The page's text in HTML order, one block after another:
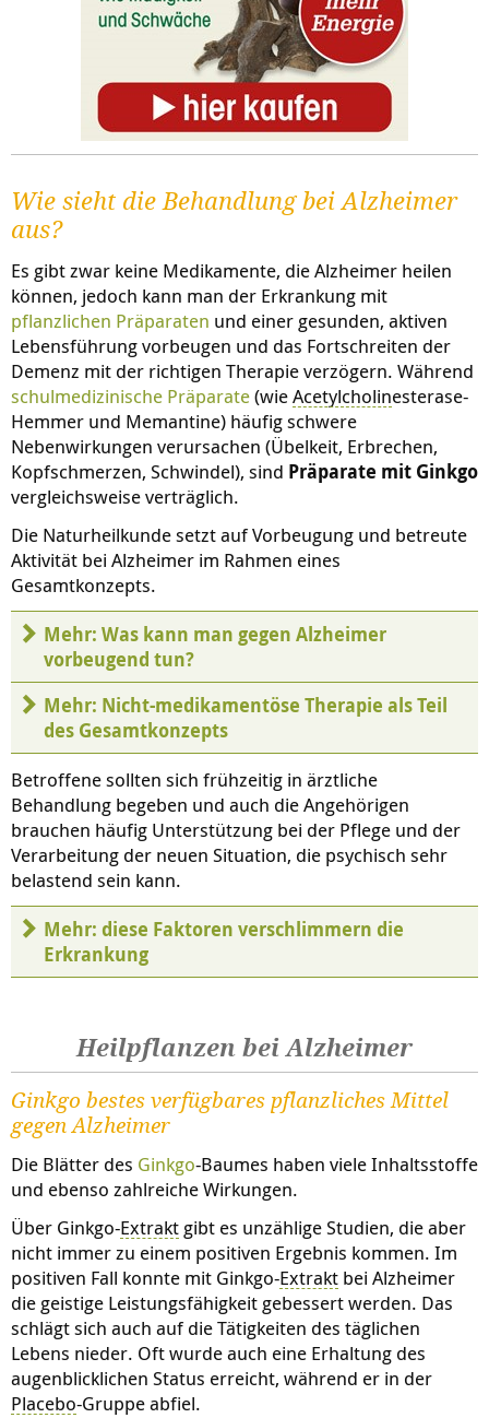
Wie sieht die Behandlung bei Alzheimer
aus?
Es gibt zwar keine Medikamente, die Alzheimer heilen
können, jedoch kann man der Erkrankung mit
pflanzlichen Präparaten und einer gesunden, aktiven
Lebensführung vorbeugen und das Fortschreiten der
Demenz mit der richtigen Therapie verzögern. Während
schulmedizinische Präparate(wieAcetylcholinesterase-
Hemmer und Memantine) häufig schwere
Nebenwirkungen verursachen (Übelkeit, Erbrechen,
Kopfschmerzen, Schwindel), sind Präparate mit Ginkgo
vergleichsweise verträglich.
Die Naturheilkunde setzt auf Vorbeugung und betreute
Aktivität bei Alzheimer im Rahmen eines
Gesamtkonzepts.
Mehr: Was kann man gegen Alzheimer
vorbeugend tun?
Mehr: Nicht-medikamentöse Therapie als Teil
des Gesamtkonzepts
Betroffene sollten sich frühzeitig in ärztliche
Behandlung begeben und auch die Angehörigen
brauchen häufig Unterstützung bei der Pflege und der
Verarbeitung der neuen Situation, die psychisch sehr
belastend sein kann.
Mehr: diese Faktoren verschlimmern die
Erkrankung
Heilpflanzen bei Alzheimer
Ginkgo bestes verfügbares pflanzliches Mittel
gegen Alzheimer
Die Blätter des Ginkgo-Baumes haben viele Inhaltsstoffe
und ebenso zahlreiche Wirkungen.
Über Ginkgo-Extrakt gibt es unzählige Studien, die aber
nicht immer zu einem positiven Ergebnis kommen. Im
positiven Fall konnte mit Ginkgo-Extrakt bei Alzheimer
die geistige Leistungsfähigkeit gebessert werden. Das
schlägt sich auch auf die Tätigkeiten des täglichen
Lebens nieder. Oft wurde auch eine Erhaltung des
augenblicklichen Status erreicht, während er in der
Placebo-Gruppe abfiel.